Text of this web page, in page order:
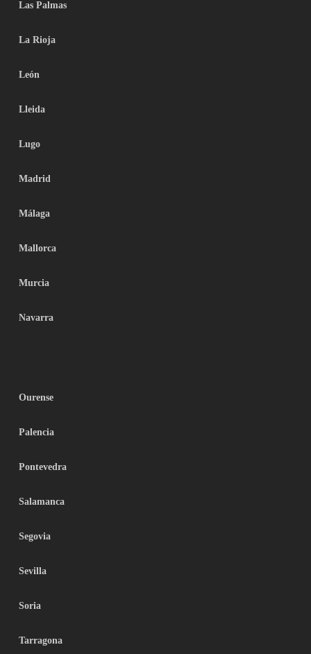
Las Palmas
La Rioja
León
Lleida
Lugo
Madrid
Málaga
Mallorca
Murcia
Navarra
Ourense
Palencia
Pontevedra
Salamanca
Segovia
Sevilla
Soria
Tarragona